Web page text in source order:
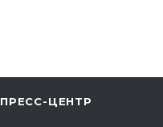
ПРЕСС-ЦЕНТР